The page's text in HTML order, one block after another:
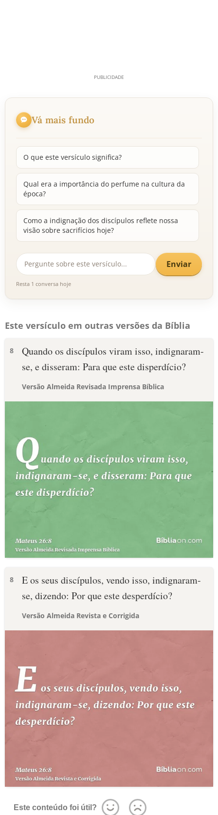
Vá mais fundo
O que este versículo significa?
Qual era a importância do perfume na cultura da
época?
Como a indignação dos discípulos reflete nossa
visão sobre sacrifícios hoje?
Enviar
Resta 1 conversa hoje
Este versículo em outras versões da Bíblia
8
Quando os discípulos viram isso, indignaram-
se, e disseram: Para que este disperdício?
Versão Almeida Revisada Imprensa Bíblica
8
E os seus discípulos, vendo isso, indignaram-
se, dizendo: Por que este desperdício?
Versão Almeida Revista e Corrigida
Este conteúdo foi útil?